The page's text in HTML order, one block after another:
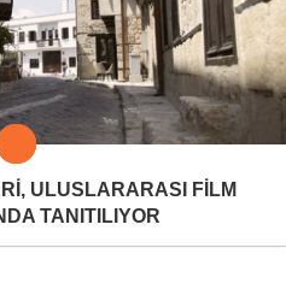
ULUSLARARASI FİLM
TANITILIYOR